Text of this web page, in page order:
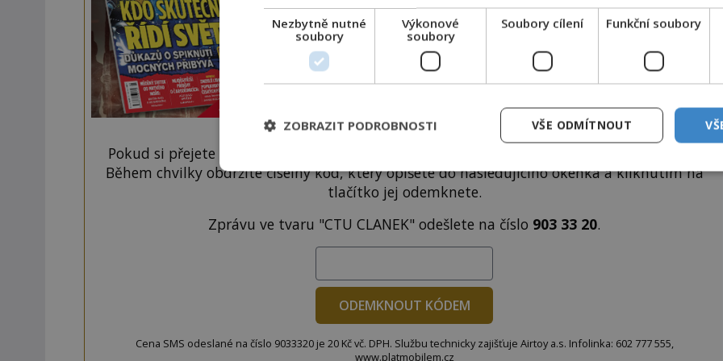
ODEMKNOUT ČLÁNEK
Pokud si přejete odemknout pouze tento článek, můžete tak učinit zasláním jediné SMS.
Během chvilky obdržíte číselný kód, který opíšete do následujícího okénka a kliknutím na
tlačítko jej odemknete.
Zprávu ve tvaru "CTU CLANEK" odešlete na číslo 903 33 20.
ODEMKNOUT KÓDEM
Cena SMS odeslané na číslo 9033320 je 20 Kč vč. DPH. Službu technicky zajišťuje Airtoy a.s. Infolinka: 602 777 555,
www.platmobilem.cz
Nezbytně nutné
soubory
Výkonové
soubory
Soubory cílení Funkční soubory
VŠE ODMÍTNOUT
ZOBRAZIT PODROBNOSTI